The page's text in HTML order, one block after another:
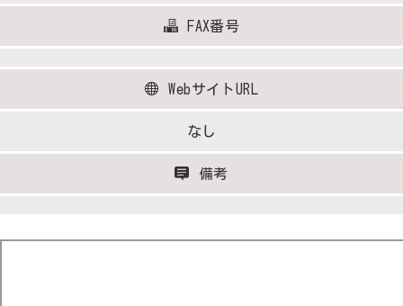
FAX番号
WebサイトURL
なし
備考